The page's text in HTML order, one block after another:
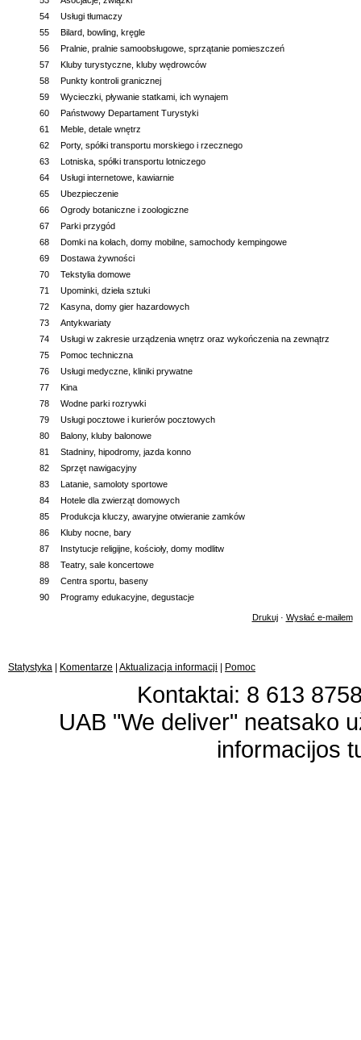
54
Usługi tłumaczy
55
Bilard, bowling, kręgle
56
Pralnie, pralnie samoobsługowe, sprzątanie pomieszczeń
57
Kluby turystyczne, kluby wędrowców
58
Punkty kontroli granicznej
59
Wycieczki, pływanie statkami, ich wynajem
60
Państwowy Departament Turystyki
61
Meble, detale wnętrz
62
Porty, spółki transportu morskiego i rzecznego
63
Lotniska, spółki transportu lotniczego
64
Usługi internetowe, kawiarnie
65
Ubezpieczenie
66
Ogrody botaniczne i zoologiczne
67
Parki przygód
68
Domki na kołach, domy mobilne, samochody kempingowe
69
Dostawa żywności
70
Tekstylia domowe
71
Upominki, dzieła sztuki
72
Kasyna, domy gier hazardowych
73
Antykwariaty
74
Usługi w zakresie urządzenia wnętrz oraz wykończenia na zewnątrz
75
Pomoc techniczna
76
Usługi medyczne, kliniki prywatne
77
Kina
78
Wodne parki rozrywki
79
Usługi pocztowe i kurierów pocztowych
80
Balony, kluby balonowe
81
Stadniny, hipodromy, jazda konno
82
Sprzęt nawigacyjny
83
Latanie, samoloty sportowe
84
Hotele dla zwierząt domowych
85
Produkcja kluczy, awaryjne otwieranie zamków
86
Kluby nocne, bary
87
Instytucje religijne, kościoły, domy modlitw
88
Teatry, sale koncertowe
89
Centra sportu, baseny
90
Programy edukacyjne, degustacje
Drukuj· Wysłać e-mailem
Statystyka Komentarze Aktualizacja informacji Pomoc
Kontaktai: 8 613
UAB "We deliver" neatsako
informacijos